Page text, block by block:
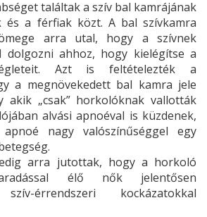
találtak a szív bal kamrájának
és a férfiak közt. A bal szívkamra
arra utal, hogy a szívnek
dolgozni ahhoz, hogy kielégítse a
Azt is feltételezték a
a megnövekedett bal kamra jele
akik „csak” horkolóknak vallották
alvási apnoéval is küzdenek,
nagy valószínűséggel egy
arra jutottak, hogy a horkoló
élő nők jelentősen
érrendszeri kockázatokkal